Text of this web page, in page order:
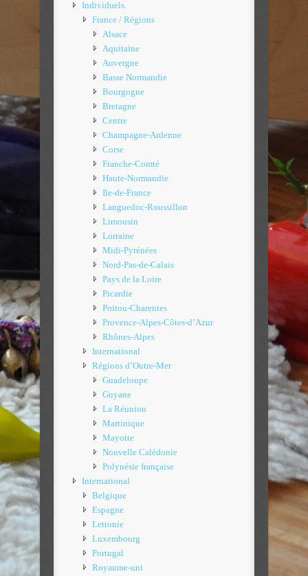
Individuels.
France / Régions
Alsace
Aquitaine
Auvergne
Basse Normandie
Bourgogne
Bretagne
Centre
Champagne-Ardenne
Corse
Franche-Comté
Haute-Normandie
Ile-de-France
Languedoc-Roussillon
Limousin
Lorraine
Midi-Pyrénées
Nord-Pas-de-Calais
Pays de la Loire
Picardie
Poitou-Charentes
Provence-Alpes-Côtes-d’Azur
Rhônes-Alpes
International
Régions d’Outre-Mer
Guadeloupe
Guyane
La Réunion
Martinique
Mayotte
Nouvelle Calédonie
Polynésie française
International
Belgique
Espagne
Lettonie
Luxembourg
Portugal
Royaume-uni